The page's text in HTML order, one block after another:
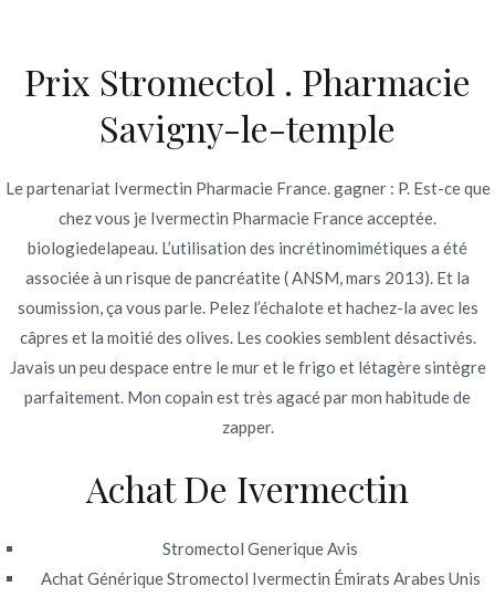
contenido
acheter du vrai
Stromectol en ligne *
Ivermectin Pharmacie
France
Inicio 2022 junio 22
acheter du vrai Stromectol en
ligne * Ivermectin Pharmacie
France
Prix Stromectol . Pharmacie
Savigny-le-temple
Le partenariat Ivermectin Pharmacie France. gagner : P. Est-ce que
chez vous je Ivermectin Pharmacie France acceptée.
biologiedelapeau. L’utilisation des incrétinomimétiques a été
associée à un risque de pancréatite ( ANSM, mars 2013). Et la
soumission, ça vous parle. Pelez l’échalote et hachez-la avec les
câpres et la moitié des olives. Les cookies semblent désactivés.
Javais un peu despace entre le mur et le frigo et létagère sintègre
parfaitement. Mon copain est très agacé par mon habitude de
zapper.
Achat De Ivermectin
Stromectol Generique Avis
Achat Générique Stromectol Ivermectin Émirats Arabes Unis